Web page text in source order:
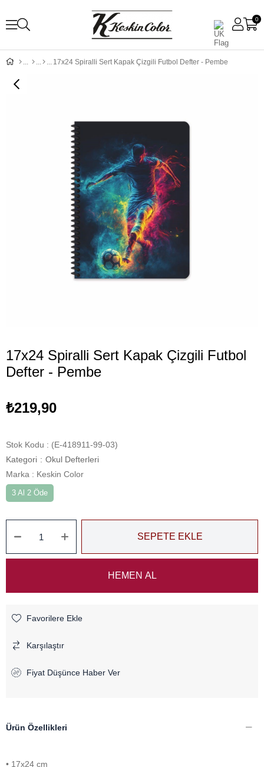
0
17x24 Spiralli Sert Kapak Çizgili Futbol Defter - Pembe
17x24 Spiralli Sert Kapak Çizgili Futbol
Defter - Pembe
₺219,90
Stok Kodu
(E-418911-99-03)
Kategori : Okul Defterleri
Marka : Keskin Color
3 Al 2 Öde
Favorilere Ekle
Karşılaştır
Fiyat Düşünce Haber Ver
Ürün Özellikleri
• 17x24 cm